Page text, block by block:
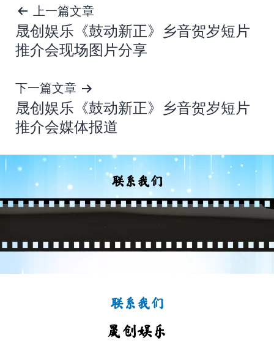
文
章
航
上一篇文章
晟创娱乐《鼓动新正》乡音贺岁短片
推介会现场图片分享
下一篇文章
晟创娱乐《鼓动新正》乡音贺岁短片
推介会媒体报道
联系我们
联系我们
晟创娱乐